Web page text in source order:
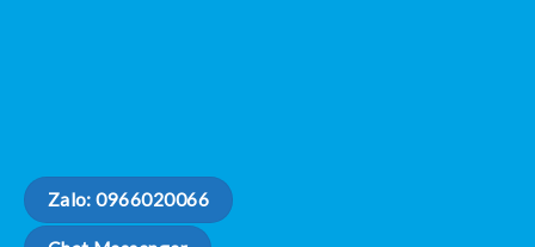
Zalo: 0966020066